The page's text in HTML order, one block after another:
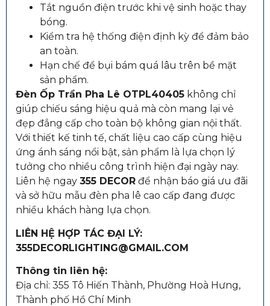
Tắt nguồn điện trước khi vệ sinh hoặc thay
bóng.
Kiểm tra hệ thống điện định kỳ để đảm bảo
an toàn.
Hạn chế để bụi bám quá lâu trên bề mặt
sản phẩm.
Đèn Ốp Trần Pha Lê OTPL40405 không chỉ
giúp chiếu sáng hiệu quả mà còn mang lại vẻ
đẹp đẳng cấp cho toàn bộ không gian nội thất.
Với thiết kế tinh tế, chất liệu cao cấp cùng hiệu
ứng ánh sáng nổi bật, sản phẩm là lựa chọn lý
tưởng cho nhiều công trình hiện đại ngày nay.
Liên hệ ngay 355 DECOR để nhận báo giá ưu đãi
và sở hữu mẫu đèn pha lê cao cấp đang được
nhiều khách hàng lựa chọn.
LIÊN HỆ HỢP TÁC ĐẠI LÝ:
355DECORLIGHTING@GMAIL.COM
Thông tin liên hệ:
Địa chỉ: 355 Tô Hiến Thành, Phường Hoà Hưng,
Thành phố Hồ Chí Minh